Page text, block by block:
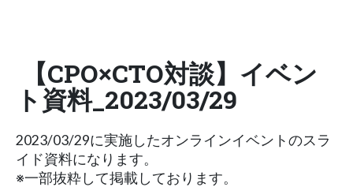
【CPO×CTO対談】イベン
ト資料_2023/03/29
2023/03/29に実施したオンラインイベントのスラ
イド資料になります。
※一部抜粋して掲載しております。